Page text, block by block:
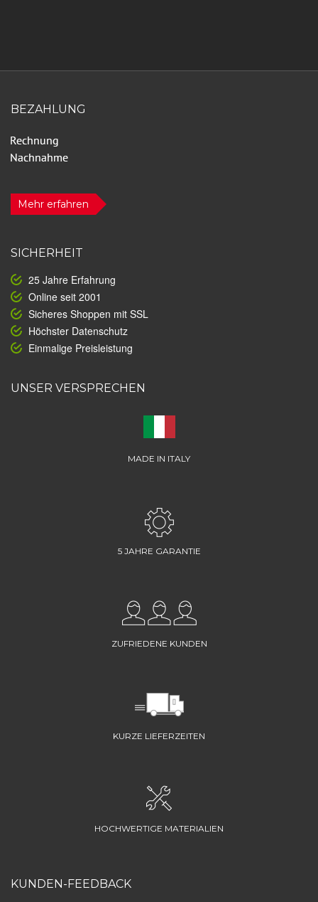
BEZAHLUNG
Mehr erfahren
SICHERHEIT
25 Jahre Erfahrung
Online seit 2001
Sicheres Shoppen mit SSL
Höchster Datenschutz
Einmalige Preisleistung
UNSER VERSPRECHEN
MADE IN ITALY
5 JAHRE GARANTIE
ZUFRIEDENE KUNDEN
KURZE LIEFERZEITEN
HOCHWERTIGE MATERIALIEN
KUNDEN-FEEDBACK